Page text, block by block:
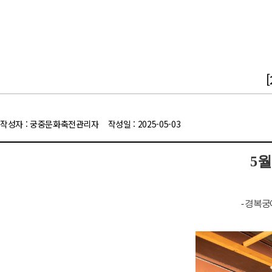
작성자: 궁중문화축전관리자 작성일 : 2025-05-03
5
-경복